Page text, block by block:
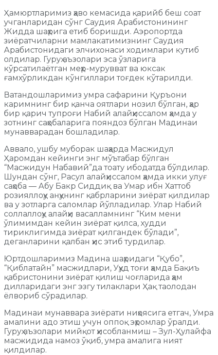
Ҳамюртларимиз ҳаво кемасида қарийб беш соат
учганларидан сўнг Саудия Арабистонининг
Жидда шаҳрига етиб боришди. Аэропортда
зиёратчиларни мамлакатимизнинг Саудия
Арабистонидаги элчихонаси ходимлари кутиб
олдилар. Гуруҳ аъзолари эса ўзларига
кўрсатилаётган меҳр-мурувват ва юксак
ғамхўрликдан кўнгиллари тоғдек кўтарилди.
Ватандошларимиз умра сафарини Қуръони
каримнинг бир қанча оятлари нозил бўлган, ҳар
бир қарич тупроғи Набий алайҳиссалом ҳамда у
зотнинг саҳобаларига пояндоз бўлган Мадинаи
мунавварадан бошладилар.
Аввало, ушбу муборак шаҳарда Масжидул
Ҳаромдан кейинги энг мўътабар бўлган
“Масжидун Набавий”да тоату ибодатда бўлдилар.
Шундан сўнг, Расул алайҳиссалом ҳамда икки улуғ
саҳоба — Абу Бакр Сиддиқ ва Умар ибн Хаттоб
розияллоҳу анҳунинг қабрларини зиёрат қилдилар
ва у зотларга саломлар йўлладилар. Улар Набий
соллаллоҳу алайҳи васалламнинг “Ким мени
ўлимимдан кейин зиёрат қилса, худди
тириклигимда зиёрат қилгандек бўлади”,
деганларини қалбан ҳис этиб турдилар.
Юртдошларимиз Мадина шаҳридаги “Қубо”,
“Қиблатайн” масжидлари, Уҳуд тоғи ҳамда Бақиъ
қабристонини зиёрат қилиш чоғларида ҳам
дилларидаги энг эзгу тилаклари Ҳақ таолодан
ёлвориб сўрадилар.
Мадинаи мунаввара зиёрати ниҳоясига етгач, Умра
амалини адо этиш учун оппоқ эҳромлар ўралди.
Гуруҳ аъзолари мийқот ҳисобланмиш – Зул-Ҳулайфа
масжидида намоз ўқиб, умра амалига ният
қилдилар.